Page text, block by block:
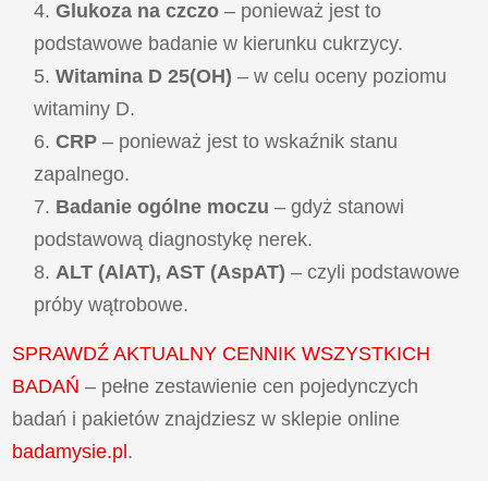
Glukoza na czczo – ponieważ jest to
podstawowe badanie w kierunku cukrzycy.
Witamina D 25(OH) – w celu oceny poziomu
witaminy D.
CRP – ponieważ jest to wskaźnik stanu
zapalnego.
Badanie ogólne moczu – gdyż stanowi
podstawową diagnostykę nerek.
ALT (AlAT), AST (AspAT) – czyli podstawowe
próby wątrobowe.
SPRAWDŹ AKTUALNY CENNIK WSZYSTKICH
BADAŃ – pełne zestawienie cen pojedynczych
badań i pakietów znajdziesz w sklepie online
badamysie.pl .